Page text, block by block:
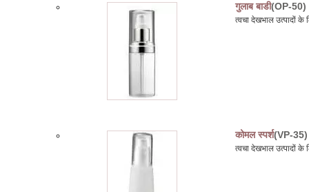
गुलाब बाडी(OP-50)
त्वचा देखभाल उत्पादों के
कोमल स्पर्श(VP-35)
त्वचा देखभाल उत्पादों के